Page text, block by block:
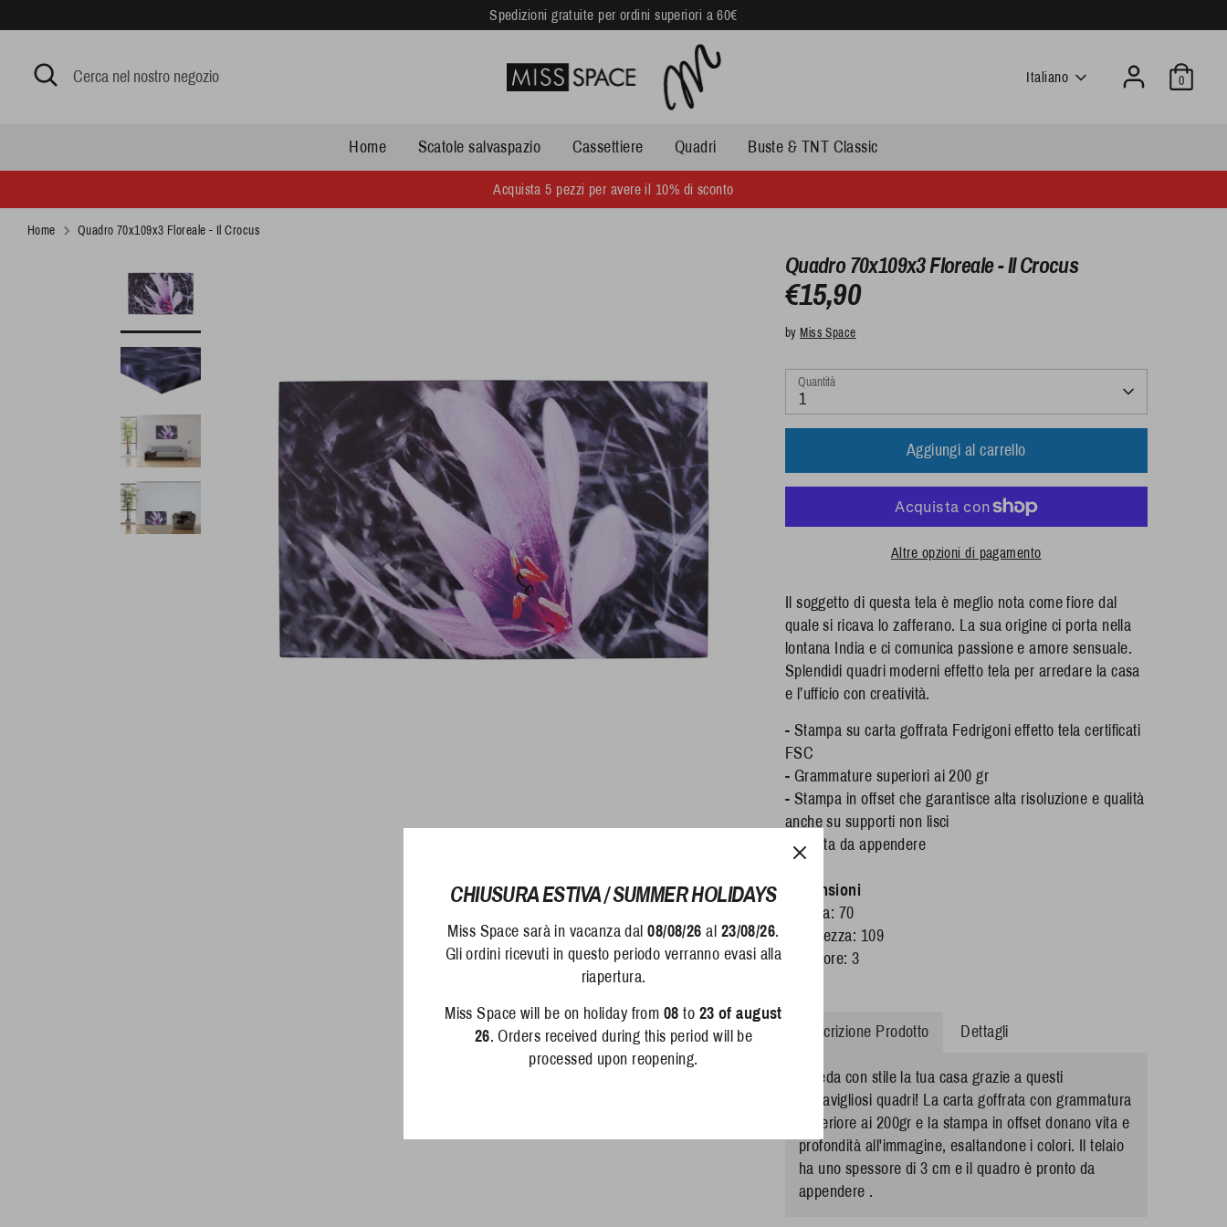
to
Spedizioni gratuite per ordini superiori a 60€
Cerca
Cerca
nel
Language
Italiano 0
Home Scatole salvaspazio Cassettiere Quadri Buste & TNT Classic
Acquista 5 pezzi per avere il 10% di sconto
Home Quadro 70x109x3 Floreale - Il Crocus
Quadro 70x109x3 Floreale - Il Crocus
€15,90
by Miss Space
Quantità
1
Aggiungi al carrello
Altre opzioni di pagamento
Il soggetto di questa tela è meglio nota come fiore dal
quale si ricava lo zafferano. La sua origine ci porta nella
lontana India e ci comunica passione e amore sensuale.
Splendidi quadri moderni effetto tela per arredare la casa
e l’ufficio con creatività.
- Stampa su carta goffrata Fedrigoni effetto tela certificati
FSC
- Grammature superiori ai 200 gr
- Stampa in offset che garantisce alta risoluzione e qualità
anche su supporti non lisci
- Pronta da appendere
Dimensioni
Altezza: 70
Lunghezza: 109
Spessore: 3
Descrizione Prodotto Dettagli
Arreda con stile la tua casa grazie a questi
meravigliosi quadri! La carta goffrata con grammatura
superiore ai 200gr e la stampa in offset donano vita e
profondità all'immagine, esaltandone i colori. Il telaio
ha uno spessore di 3 cm e il quadro è pronto da
appendere .
CHIUSURA ESTIVA / SUMMER HOLIDAYS
Miss Space sarà in vacanza dal08/08/26 al 23/08/26.
Gli ordini ricevuti in questo periodo verranno evasi alla
riapertura.
Miss Space will be on holiday from 08to 23 of august
26. Orders received during this period will be
processed upon reopening.